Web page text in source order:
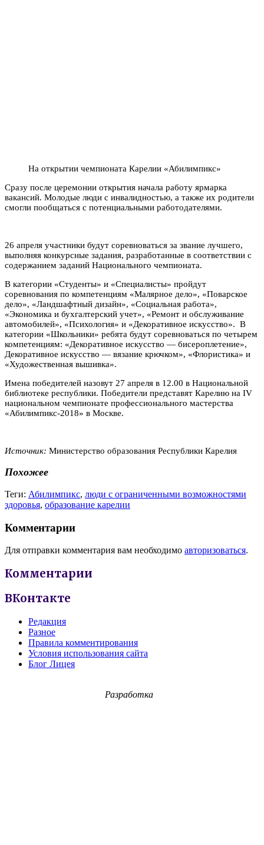
На открытии чемпионата Карелии «Абилимпикс»
Сразу после церемонии открытия начала работу ярмарка
вакансий. Молодые люди с инвалидностью, а также их родители
смогли пообщаться с потенциальными работодателями.
26 апреля участники будут соревноваться за звание лучшего,
выполняя конкурсные задания, разработанные в соответствии с
содержанием заданий Национального чемпионата.
В категории «Студенты» и «Специалисты» пройдут
соревнования по компетенциям «Малярное дело», «Поварское
дело», «Ландшафтный дизайн», «Социальная работа»,
«Экономика и бухгалтерский учет», «Ремонт и обслуживание
автомобилей», «Психология» и «Декоративное искусство». В
категории «Школьники» ребята будут соревноваться по четырем
компетенциям: «Декоративное искусство — бисероплетение»,
Декоративное искусство — вязание крючком», «Флористика» и
«Художественная вышивка».
Имена победителей назовут 27 апреля в 12.00 в Национальной
библиотеке республики. Победители представят Карелию на IV
национальном чемпионате профессионального мастерства
«Абилимпикс-2018» в Москве.
Источник: Министерство образования Республики Карелия
Похожее
Теги: Абилимпикс, люди с ограниченными возможностями
здоровья, образование карелии
Комментарии
Для отправки комментария вам необходимо авторизоваться.
Комментарии
ВКонтакте
Редакция
Разное
Правила комментирования
Условия использования сайта
Блог Лицея
Разработка